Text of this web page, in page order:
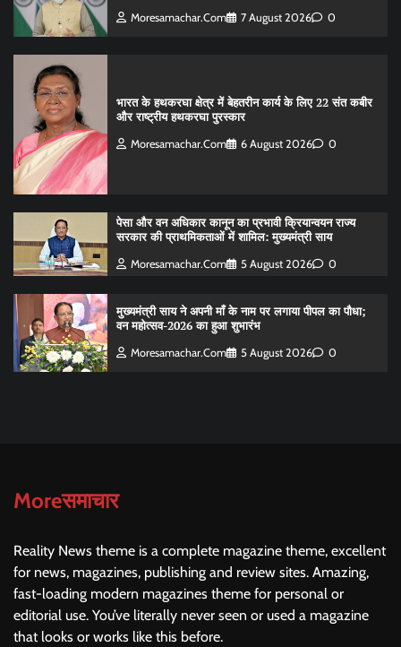
Moresamachar.com 7 August 2026 0
भारत के हथकरघा क्षेत्र में बेहतरीन कार्य के लिए 22 संत कबीर
और राष्ट्रीय हथकरघा पुरस्कार
Moresamachar.com 6 August 2026 0
पेसा और वन अधिकार कानून का प्रभावी क्रियान्वयन राज्य
सरकार की प्राथमिकताओं में शामिल: मुख्यमंत्री साय
Moresamachar.com 5 August 2026 0
मुख्यमंत्री साय ने अपनी माँ के नाम पर लगाया पीपल का पौधा;
वन महोत्सव-2026 का हुआ शुभारंभ
Moresamachar.com 5 August 2026 0
Moreसमाचार
Reality News theme is a complete magazine theme, excellent
for news, magazines, publishing and review sites. Amazing,
fast-loading modern magazines theme for personal or
editorial use. You’ve literally never seen or used a magazine
that looks or works like this before.